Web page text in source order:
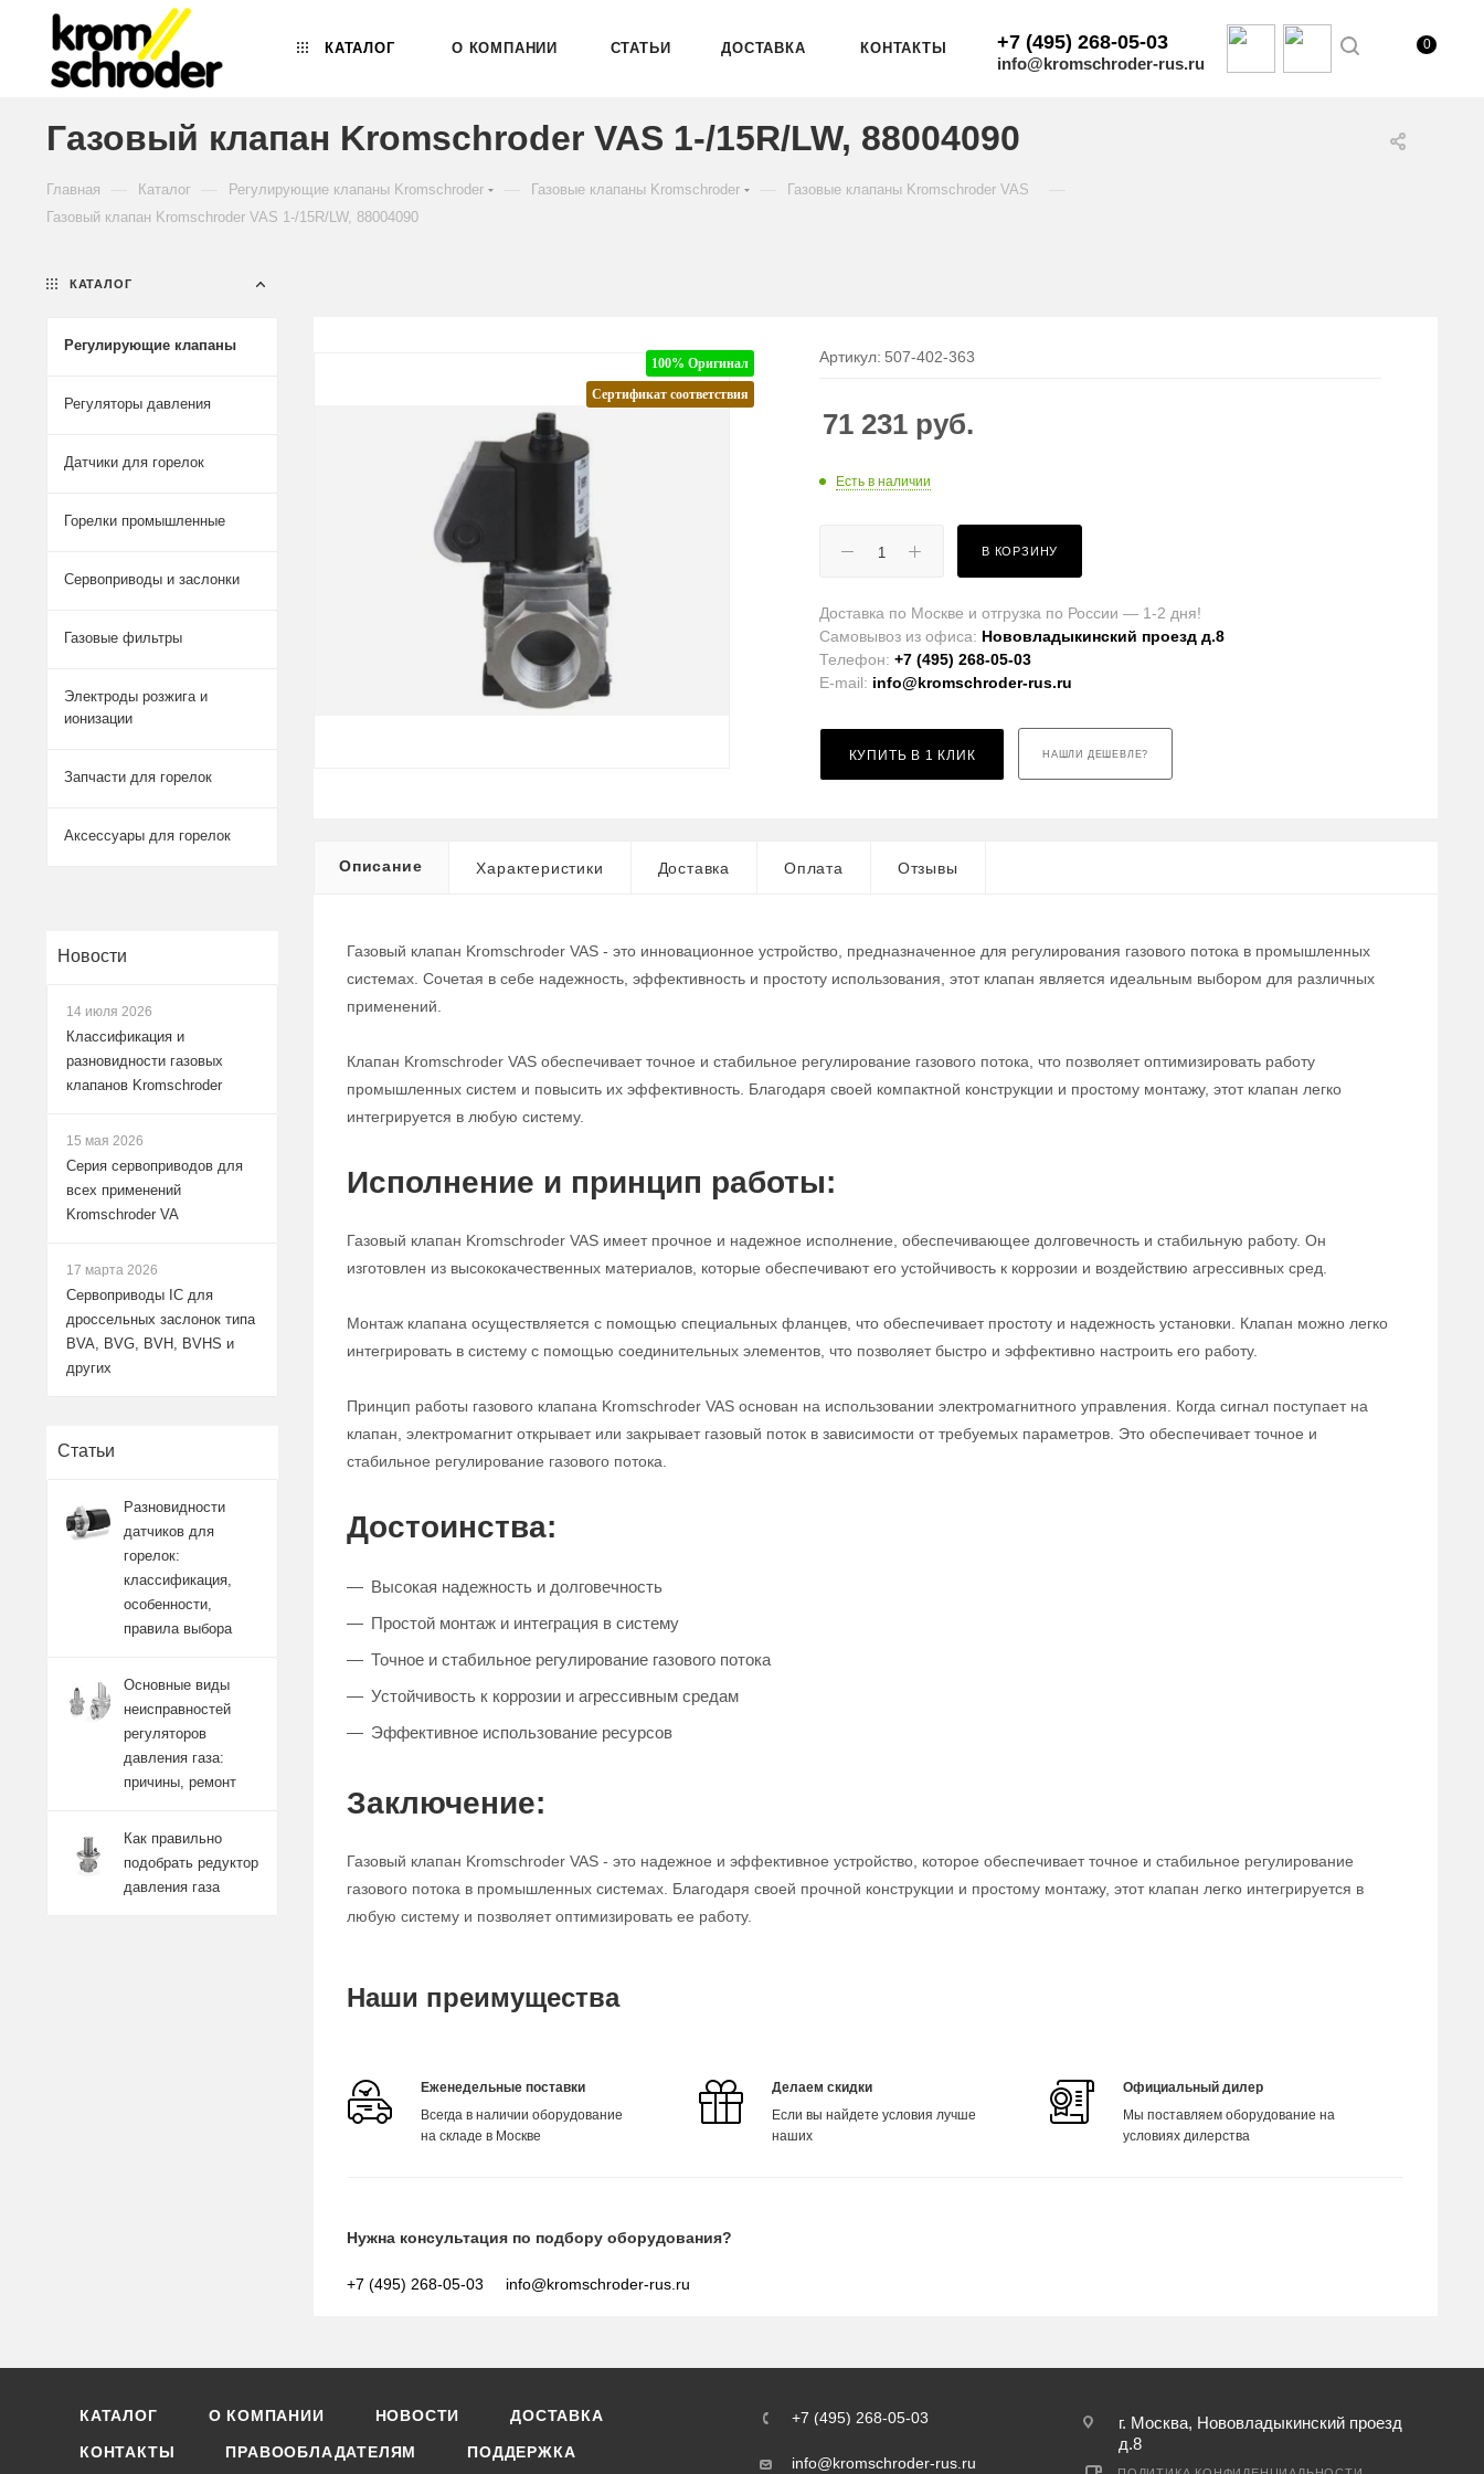
КАТАЛОГ О КОМПАНИИ СТАТЬИ ДОСТАВКА КОНТАКТЫ +7 (495) 268-05-03
info@kromschroder-rus.ru
0
Газовый клапан Kromschroder VAS 1-/15R/LW, 88004090
Главная Каталог Регулирующие клапаны Kromschroder Газовые клапаны Kromschroder Газовые клапаны Kromschroder VAS
Газовый клапан Kromschroder VAS 1-/15R/LW, 88004090
100% Оригинал
Сертификат соответствия
Артикул: 507-402-363
71 231 руб.
Есть в наличии
В КОРЗИНУ
Доставка по Москве и отгрузка по России — 1-2 дня!
Самовывоз из офиса: Нововладыкинский проезд д.8
Телефон:+7 (495) 268-05-03
E-mail: info@kromschroder-rus.ru
КУПИТЬ В 1 КЛИК НАШЛИ ДЕШЕВЛЕ?
Описание Характеристики Доставка Оплата Отзывы
Газовый клапан Kromschroder VAS - это инновационное устройство, предназначенное для регулирования газового потока в промышленных
системах. Сочетая в себе надежность, эффективность и простоту использования, этот клапан является идеальным выбором для различных
применений.
Клапан Kromschroder VAS обеспечивает точное и стабильное регулирование газового потока, что позволяет оптимизировать работу
промышленных систем и повысить их эффективность. Благодаря своей компактной конструкции и простому монтажу, этот клапан легко
интегрируется в любую систему.
Исполнение и принцип работы:
Газовый клапан Kromschroder VAS имеет прочное и надежное исполнение, обеспечивающее долговечность и стабильную работу. Он
изготовлен из высококачественных материалов, которые обеспечивают его устойчивость к коррозии и воздействию агрессивных сред.
Монтаж клапана осуществляется с помощью специальных фланцев, что обеспечивает простоту и надежность установки. Клапан можно легко
интегрировать в систему с помощью соединительных элементов, что позволяет быстро и эффективно настроить его работу.
Принцип работы газового клапана Kromschroder VAS основан на использовании электромагнитного управления. Когда сигнал поступает на
клапан, электромагнит открывает или закрывает газовый поток в зависимости от требуемых параметров. Это обеспечивает точное и
стабильное регулирование газового потока.
Достоинства:
Высокая надежность и долговечность
Простой монтаж и интеграция в систему
Точное и стабильное регулирование газового потока
Устойчивость к коррозии и агрессивным средам
Эффективное использование ресурсов
Заключение:
Газовый клапан Kromschroder VAS - это надежное и эффективное устройство, которое обеспечивает точное и стабильное регулирование
газового потока в промышленных системах. Благодаря своей прочной конструкции и простому монтажу, этот клапан легко интегрируется в
любую систему и позволяет оптимизировать ее работу.
Наши преимущества
Еженедельные поставки
Всегда в наличии оборудование
на складе в Москве
Делаем скидки
Если вы найдете условия лучше
наших
Официальный дилер
Мы поставляем оборудование на
условиях дилерства
Нужна консультация по подбору оборудования?
+7 (495) 268-05-03 info@kromschroder-rus.ru
КАТАЛОГ
Регулирующие клапаны
Регуляторы давления
Датчики для горелок
Горелки промышленные
Сервоприводы и заслонки
Газовые фильтры
Электроды розжига и
ионизации
Запчасти для горелок
Аксессуары для горелок
Новости
14 июля 2026
Классификация и
разновидности газовых
клапанов Kromschroder
15 мая 2026
Серия сервоприводов для
всех применений
Kromschroder VA
17 марта 2026
Сервоприводы IC для
дроссельных заслонок типа
BVA, BVG, BVH, BVHS и
других
Статьи
Разновидности
датчиков для
горелок:
классификация,
особенности,
правила выбора
Основные виды
неисправностей
регуляторов
давления газа:
причины, ремонт
Как правильно
подобрать редуктор
давления газа
КАТАЛОГ О КОМПАНИИ НОВОСТИ ДОСТАВКА
КОНТАКТЫ ПРАВООБЛАДАТЕЛЯМ ПОДДЕРЖКА
+7 (495) 268-05-03
info@kromschroder-rus.ru
г. Москва, Нововладыкинский проезд
д.8